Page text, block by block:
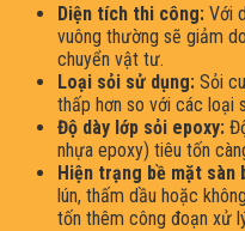
Diện tích thi công: Với
vuông thường sẽ giảm
chuyển vật tư.
Loại sỏi sử dụng: Sỏi
thấp hơn so với các loại
Độ dày lớp sỏi epoxy:
nhựa epoxy) tiêu tốn
Hiện trạng bề mặt sàn
lún, thấm dầu hoặc
tốn thêm công đoạn xử